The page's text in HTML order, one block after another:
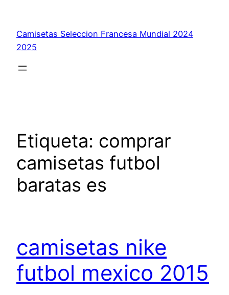
contenido
Camisetas Seleccion Francesa Mundial 2024
2025
Etiqueta: comprar
camisetas futbol
baratas es
camisetas nike
futbol mexico 2015